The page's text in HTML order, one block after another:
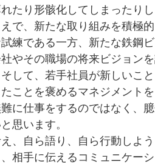
たり形骸化してしまったり
で、新たな取り組みを積極
練である一方、新たな鉄鋼
やその職場の将来ビジョン
して、若手社員が新しいこ
ことを褒めるマネジメント
に仕事をするのではなく、
思います。
、自ら語り、自ら行動しよ
相手に伝えるコミュニケー